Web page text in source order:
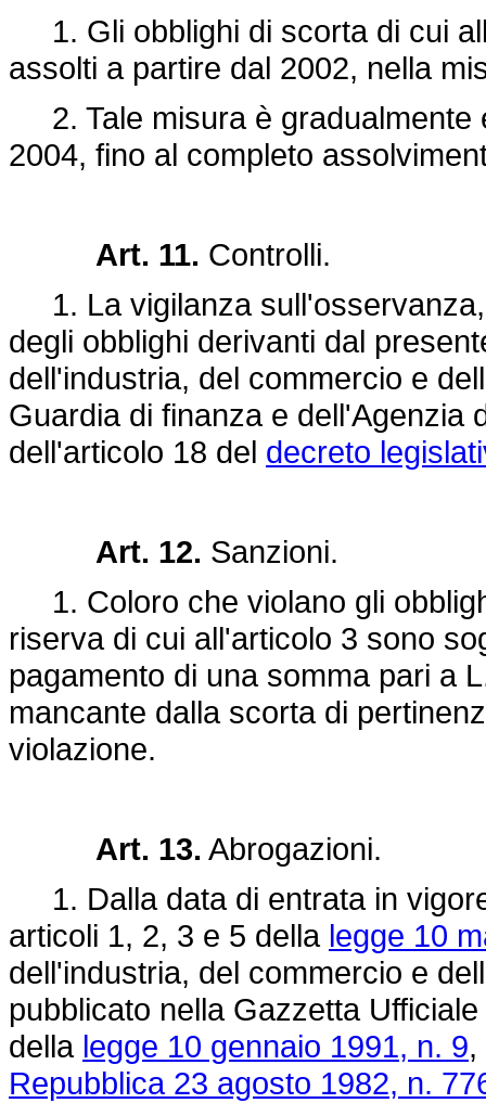
1. Gli obblighi di scorta di cui
assolti a partire dal 2002, nella
2. Tale misura è gradualmente
2004, fino al completo
Art. 11. Controlli.
1. La vigilanza sull'osservanza,
degli obblighi derivanti dal
dell'industria, del commercio e
Guardia di finanza e dell'Agenzia
dell'articolo 18 del decreto
Art. 12. Sanzioni.
1. Coloro che violano gli
riserva di cui all'articolo 3 sono
pagamento di una somma pari a
mancante dalla scorta di
violazione.
Art. 13. Abrogazioni.
1. Dalla data di entrata in
articoli 1, 2, 3 e 5 della legge 10
dell'industria, del commercio e
pubblicato nella Gazzetta
della legge 10 gennaio 1991, n. 9
Repubblica 23 agosto 1982, n.